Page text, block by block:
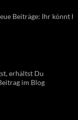
Beiträge: Ihr könnt
erhältst Du
im Blog